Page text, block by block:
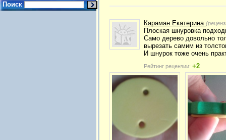
Поиск
Караман Екатерина
Плоская шнуровка
Само дерево довольно
вырезать самим из
И шнурок тоже очень
Рейтинг рецензии: +2